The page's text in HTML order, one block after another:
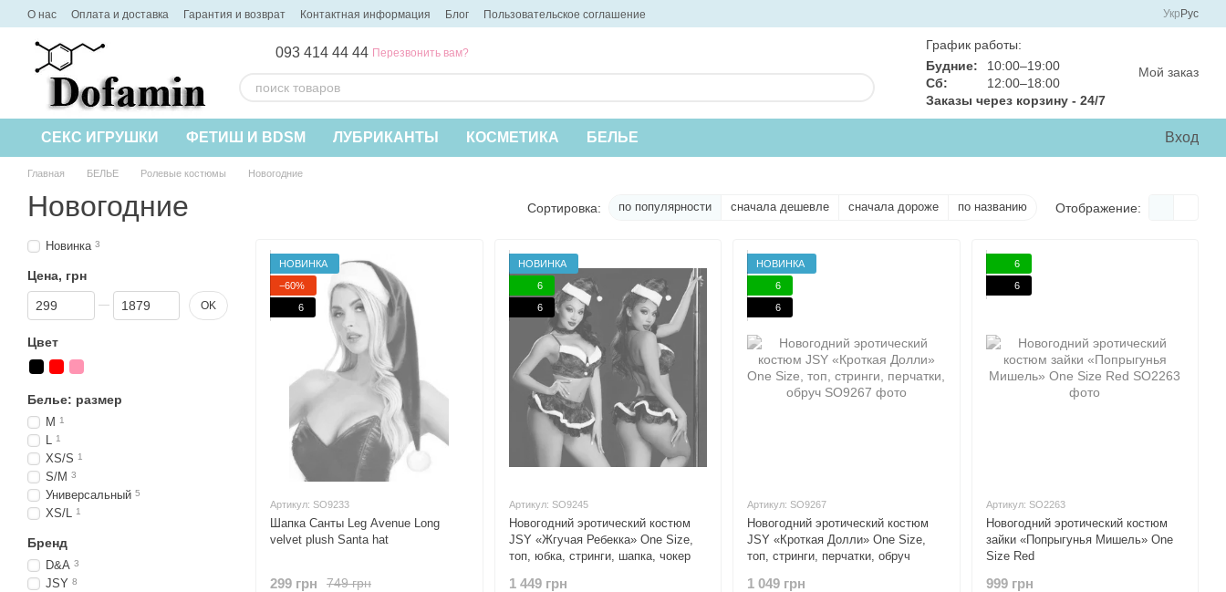
Перейти к основному контенту
О нас Оплата и доставка Гарантия и возврат Контактная информация Блог Пользовательское соглашение Укр Рус
093 414 44 44 Перезвонить вам?
График работы:
Будние:
10:00–19:00
Сб:
12:00–18:00
Заказы через корзину - 24/7
Мой заказ
СЕКС ИГРУШКИ ФЕТИШ И BDSM ЛУБРИКАНТЫ КОСМЕТИКА БЕЛЬЕ Вход
Главная БЕЛЬЕ Ролевые костюмы Новогодние
Новогодние Сортировка: по популярности сначала дешевле сначала дороже по названию Отображение:
НОВИНКА
−60%
6
Артикул: SO9233
Шапка Санты Leg Avenue Long
velvet plush Santa hat
749 грн
299 грн
НОВИНКА
6
6
Артикул: SO9245
Новогодний эротический костюм
JSY «Жгучая Ребекка» One Size,
топ, юбка, стринги, шапка, чокер
1 449 грн
НОВИНКА
6
6
Артикул: SO9267
Новогодний эротический костюм
JSY «Кроткая Долли» One Size,
топ, стринги, перчатки, обруч
1 049 грн
6
6
Артикул: SO2263
Новогодний эротический костюм
зайки «Попрыгунья Мишель» One
Size Red
999 грн
Новинка 3
Цена, грн
От Цена, грн
До Цена, грн OK
Цвет
Белье: размер
M 1
L 1
XS/S 1
S/M 3
Универсальный 5
XS/L 1
Бренд
D&A 3
JSY 8